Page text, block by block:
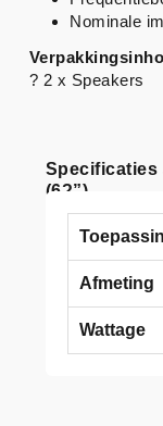
Specificaties
(6?”)
Afmeting
Wattage
Nominale
? 2 x Speakers